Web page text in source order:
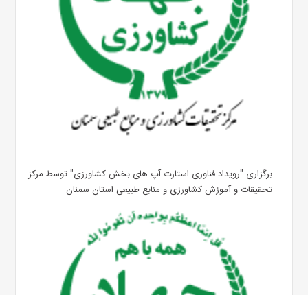
برگزاری "رویداد فناوری استارت آپ های بخش کشاورزی" توسط مرکز
تحقیقات و آموزش کشاورزی و منابع طبیعی استان سمنان